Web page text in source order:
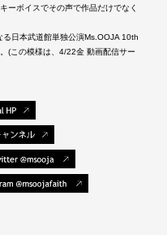
ーボイスでその声で作品だけでなく
日本武道館単独公演Ms.OOJA 10th
(この模様は、4/22金 動画配信サー